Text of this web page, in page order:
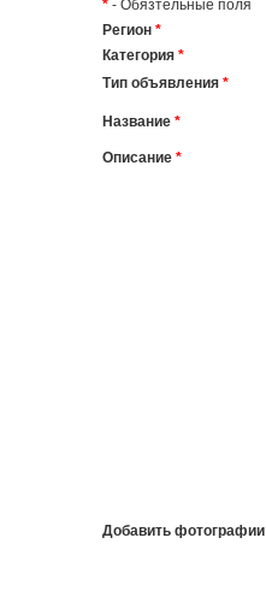
*- Обязтельные поля
Регион *
Категория *
Тип объявления *
Название *
Описание *
Добавить фотографии